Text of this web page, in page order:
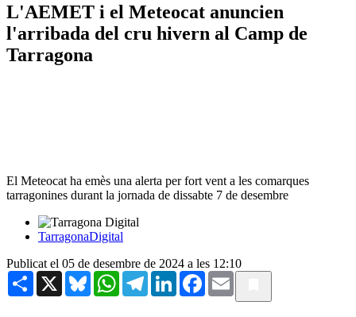
L'AEMET i el Meteocat anuncien
l'arribada del cru hivern al Camp de
Tarragona
El Meteocat ha emès una alerta per fort vent a les comarques
tarragonines durant la jornada de dissabte 7 de desembre
TarragonaDigital
Publicat el 05 de desembre de 2024 a les 12:10
Share X BlueskyWhatsAppTelegramLinkedInFacebook
Email